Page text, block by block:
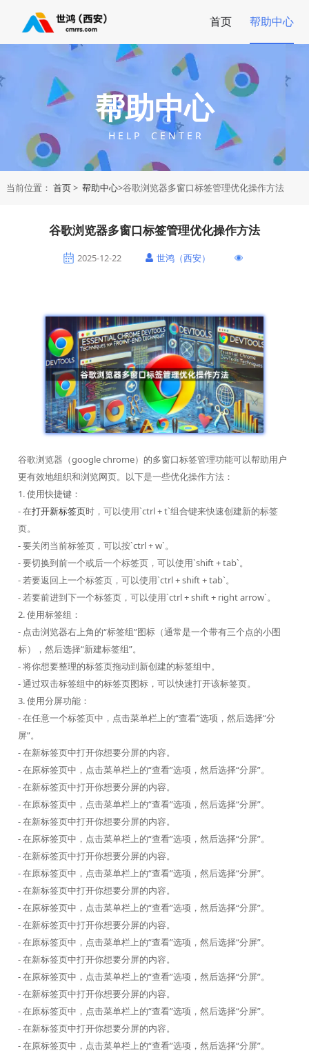
首页 帮助中心
帮助中心
H E L P C E N T E R
当前位置： 首页> 帮助中心>谷歌浏览器多窗口标签管理优化操作方法
谷歌浏览器多窗口标签管理优化操作方法
2025-12-22 世鸿（西安）
谷歌浏览器（google chrome）的多窗口标签管理功能可以帮助用户
更有效地组织和浏览网页。以下是一些优化操作方法：
1. 使用快捷键：
- 在打开新标签页时，可以使用`ctrl + t`组合键来快速创建新的标签
页。
- 要关闭当前标签页，可以按`ctrl + w`。
- 要切换到前一个或后一个标签页，可以使用`shift + tab`。
- 若要返回上一个标签页，可以使用`ctrl + shift + tab`。
- 若要前进到下一个标签页，可以使用`ctrl + shift + right arrow`。
2. 使用标签组：
- 点击浏览器右上角的“标签组”图标（通常是一个带有三个点的小图
标），然后选择“新建标签组”。
- 将你想要整理的标签页拖动到新创建的标签组中。
- 通过双击标签组中的标签页图标，可以快速打开该标签页。
3. 使用分屏功能：
- 在任意一个标签页中，点击菜单栏上的“查看”选项，然后选择“分
屏”。
- 在新标签页中打开你想要分屏的内容。
- 在原标签页中，点击菜单栏上的“查看”选项，然后选择“分屏”。
- 在新标签页中打开你想要分屏的内容。
- 在原标签页中，点击菜单栏上的“查看”选项，然后选择“分屏”。
- 在新标签页中打开你想要分屏的内容。
- 在原标签页中，点击菜单栏上的“查看”选项，然后选择“分屏”。
- 在新标签页中打开你想要分屏的内容。
- 在原标签页中，点击菜单栏上的“查看”选项，然后选择“分屏”。
- 在新标签页中打开你想要分屏的内容。
- 在原标签页中，点击菜单栏上的“查看”选项，然后选择“分屏”。
- 在新标签页中打开你想要分屏的内容。
- 在原标签页中，点击菜单栏上的“查看”选项，然后选择“分屏”。
- 在新标签页中打开你想要分屏的内容。
- 在原标签页中，点击菜单栏上的“查看”选项，然后选择“分屏”。
- 在新标签页中打开你想要分屏的内容。
- 在原标签页中，点击菜单栏上的“查看”选项，然后选择“分屏”。
- 在新标签页中打开你想要分屏的内容。
- 在原标签页中，点击菜单栏上的“查看”选项，然后选择“分屏”。